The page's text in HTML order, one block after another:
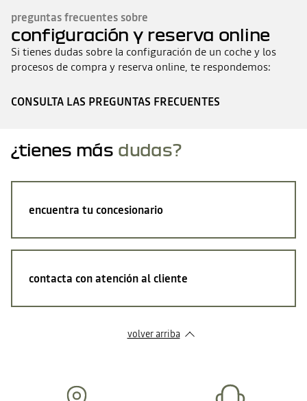
preguntas frecuentes sobre
configuración y reserva online
Si tienes dudas sobre la configuración de un coche y los
procesos de compra y reserva online, te respondemos:
CONSULTA LAS PREGUNTAS FRECUENTES
¿tienes más dudas?
encuentra tu concesionario
contacta con atención al cliente
volver arriba